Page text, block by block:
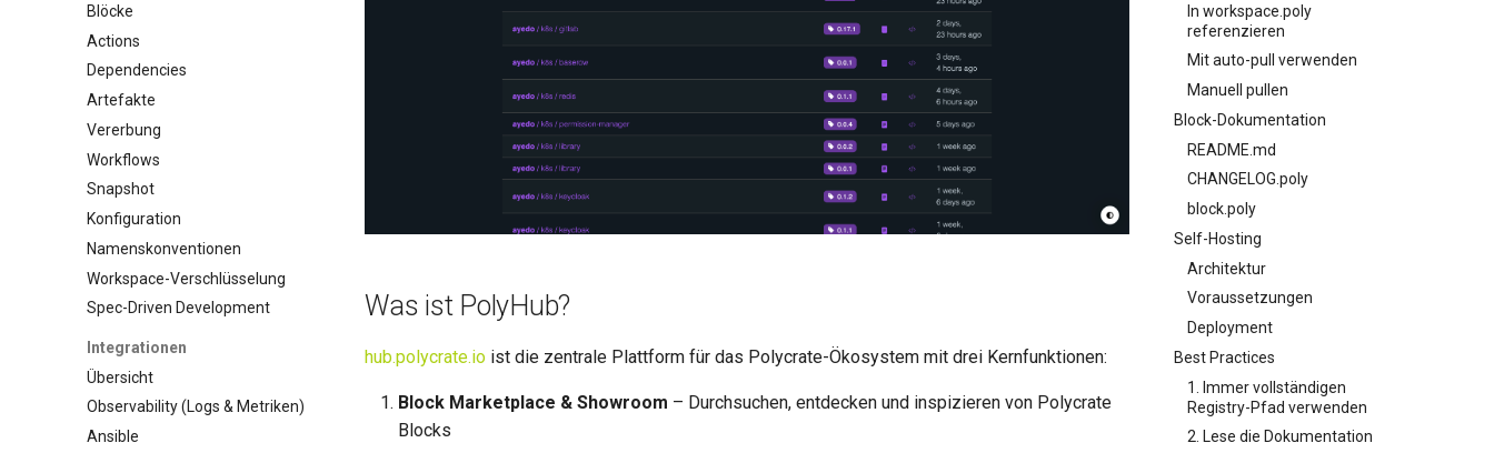
Blöcke
Actions
Dependencies
Artefakte
Vererbung
Workflows
Snapshot
Konfiguration
Namenskonventionen
Workspace-Verschlüsselung
Spec-Driven Development
Integrationen
Übersicht
Observability (Logs & Metriken)
Ansible
In workspace.poly
referenzieren
Mit auto-pull verwenden
Manuell pullen
Block-Dokumentation
README.md
CHANGELOG.poly
block.poly
Self-Hosting
Architektur
Voraussetzungen
Deployment
Best Practices
1. Immer vollständigen
Registry-Pfad verwenden
2. Lese die Dokumentation
Was ist PolyHub?
hub.polycrate.io ist die zentrale Plattform für das Polycrate-Ökosystem mit drei Kernfunktionen:
Block Marketplace & Showroom – Durchsuchen, entdecken und inspizieren von Polycrate
Blocks